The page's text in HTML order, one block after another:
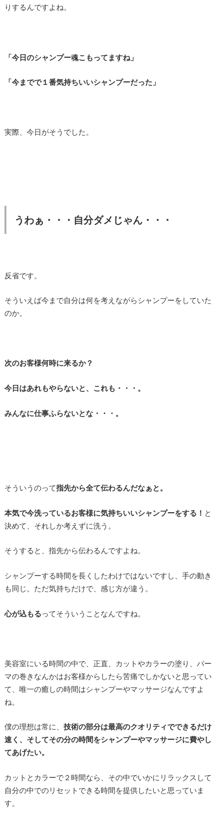
りするんですよね。
「今日のシャンプー魂こもってますね」
「今までで１番気持ちいいシャンプーだった」
実際、今日がそうでした。
うわぁ・・・自分ダメじゃん・・・
反省です。
そういえば今まで自分は何を考えながらシャンプーをしていた
のか。
次のお客様何時に来るか？
今日はあれもやらないと、これも・・・。
みんなに仕事ふらないとな・・・。
そういうのって指先から全て伝わるんだなぁと。
本気で今洗っているお客様に気持ちいいシャンプーをする！ と
決めて、それしか考えずに洗う。
そうすると、指先から伝わるんですよね。
シャンプーする時間を長くしたわけではないですし、手の動き
も同じ。ただ気持ちだけで、感じ方が違う。
心が込もるってそういうことなんですね。
美容室にいる時間の中で、正直、カットやカラーの塗り、パー
マの巻きなんかはお客様からしたら苦痛でしかないと思ってい
て、唯一の癒しの時間はシャンプーやマッサージなんですよ
ね。
僕の理想は常に、 技術の部分は最高のクオリティでできるだけ
速く、そしてその分の時間をシャンプーやマッサージに費やし
てあげたい。
カットとカラーで２時間なら、その中でいかにリラックスして
自分の中でのリセットできる時間を提供したいと思っていま
す。